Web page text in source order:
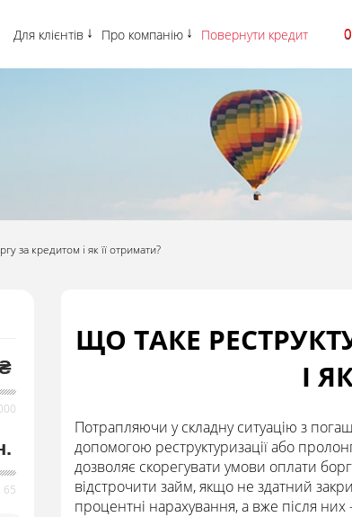
Для клієнтів Про компанію Повернути кредит
за кредитом і як її отримати?
ЩО ТАКЕ
І
Потрапляючи у складну ситуацію з
допомогою реструктуризації або
дозволяє скорегувати умови оплати
відстрочити займ, якщо не здатний
процентні нарахування, а вже після них